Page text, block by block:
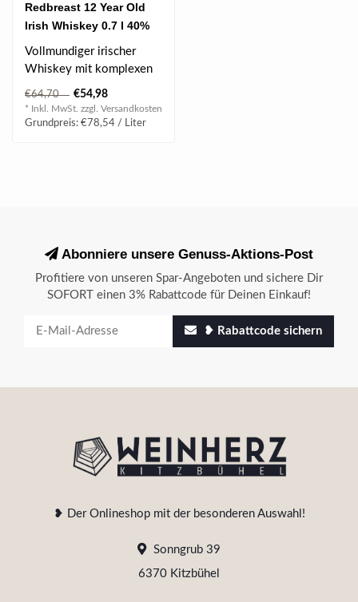
Redbreast 12 Year Old
Irish Whiskey 0.7 l 40%
vol
Vollmundiger irischer
Whiskey mit komplexen
Aromen von Frucht,
Würze und Röstn..
€64,70 €54,98
* Inkl. MwSt. zzgl. Versandkosten
Grundpreis: €78,54 / Liter
Abonniere unsere Genuss-Aktions-Post
Profitiere von unseren Spar-Angeboten und sichere Dir
SOFORT einen 3% Rabattcode für Deinen Einkauf!
❥ Rabattcode sichern
❥ Der Onlineshop mit der besonderen Auswahl!
Sonngrub 39
6370 Kitzbühel